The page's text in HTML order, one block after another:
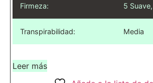
Firmeza: 5
Transpirabilidad: Media
Leer más